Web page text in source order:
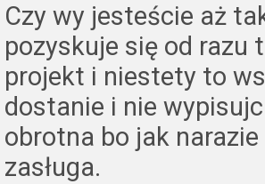
Czy wy jesteście aż
pozyskuje się od razu
projekt i niestety to
dostanie i nie
obrotna bo jak
zasługa.